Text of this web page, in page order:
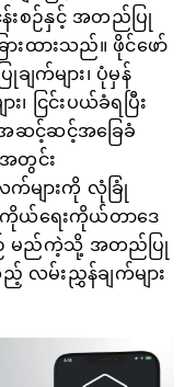
န်းစဉ်နှင့် အတည်ပြု
ားထားသည်။ ဖိုင်ဖော်
က်များ၊ ပုံမှန်
ငြင်းပယ်ခံရပြီး
ဆင့်ဆင့်အခြေခံ
အတွင်း
ျားကို လုံခြုံ
ကိုယ်ရေးကိုယ်တာဒေ
ဉ် မည်ကဲ့သို့ အတည်ပြု
လမ်းညွှန်ချက်များ